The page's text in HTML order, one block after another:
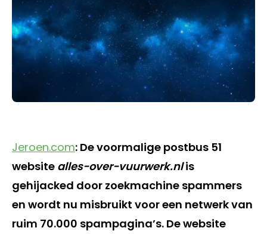
Jeroen.com: De voormalige postbus 51
website alles-over-vuurwerk.nlis
gehijacked door zoekmachine spammers
en wordt nu misbruikt voor een netwerk van
ruim 70.000 spampagina’s. De website